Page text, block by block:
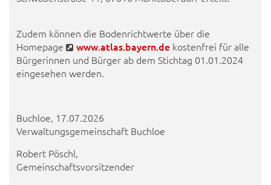
Zudem können die Bodenrichtwerte über die
Homepage
www.atlas.bayern.de kostenfrei für alle
Bürgerinnen und Bürger ab dem Stichtag 01.01.2024
eingesehen werden.
Buchloe, 17.07.2026
Verwaltungsgemeinschaft Buchloe
Robert Pöschl,
Gemeinschaftsvorsitzender